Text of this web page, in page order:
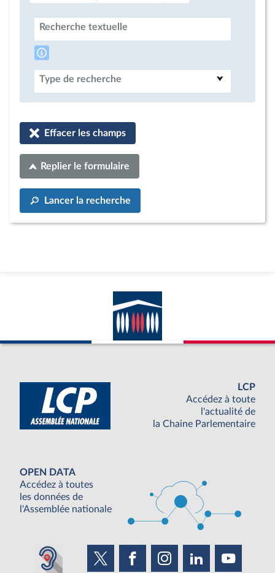
Recherche textuelle
Type de recherche
Effacer les champs
Replier le formulaire
Lancer la recherche
LCP
Accédez à toute
l'actualité de
la Chaine Parlementaire
OPEN DATA
Accédez à toutes
les données de
l'Assemblée nationale